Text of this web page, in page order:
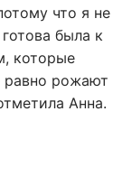
что я не
была к
которые
равно рожают
Анна.